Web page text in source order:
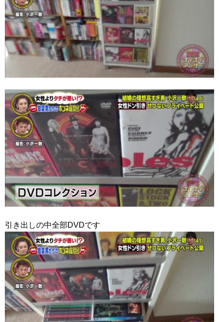
引き出しの中全部DVDです